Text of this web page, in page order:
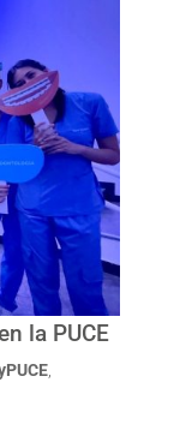
la PUCE
,